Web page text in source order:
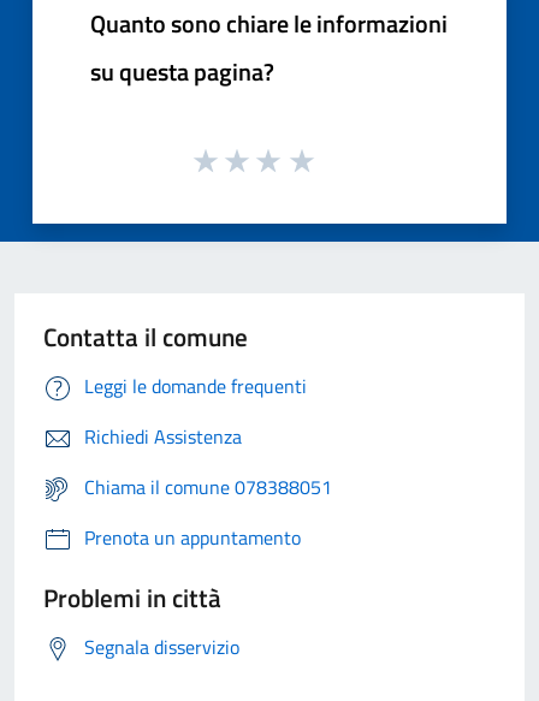
Quanto sono chiare le informazioni
su questa pagina?
Contatta il comune
Leggi le domande frequenti
Richiedi Assistenza
Chiama il comune 078388051
Prenota un appuntamento
Problemi in città
Segnala disservizio